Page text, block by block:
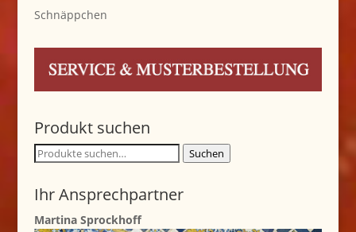
Schnäppchen
Produkt suchen
Suche
Suchen
Ihr Ansprechpartner
Martina Sprockhoff